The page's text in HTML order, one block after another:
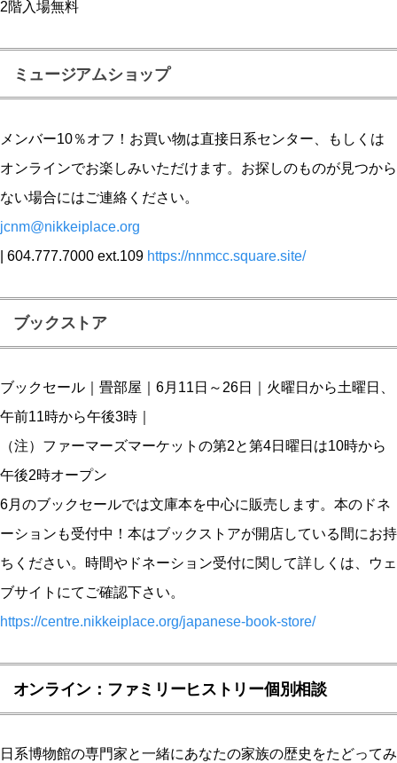
2階入場無料
ミュージアムショップ
メンバー10％オフ！お買い物は直接日系センター、もしくは
オンラインでお楽しみいただけます。お探しのものが見つから
ない場合にはご連絡ください。
jcnm@nikkeiplace.org
| 604.777.7000 ext.109 https://nnmcc.square.site/
ブックストア
ブックセール｜畳部屋｜6月11日～26日｜火曜日から土曜日、
午前11時から午後3時
（注）ファーマーズマーケットの第2と第4日曜日は10時から
午後2時オープン
6月のブックセールでは文庫本を中心に販売します。本のドネ
ーションも受付中！本はブックストアが開店している間にお持
ちください。時間やドネーション受付に関して詳しくは、ウェ
ブサイトにてご確認下さい。
https://centre.nikkeiplace.org/japanese-book-store/
オンライン：ファミリーヒストリー個別相談
日系博物館の専門家と一緒にあなたの家族の歴史をたどってみ